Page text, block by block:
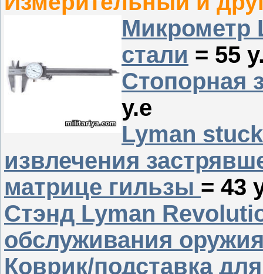
Микрометр
стали = 55
Стопорная
у.е
Lyman
извлечения
матрице гильзы = 43
Стэнд Lyman
обслуживания
Коврик/подставка